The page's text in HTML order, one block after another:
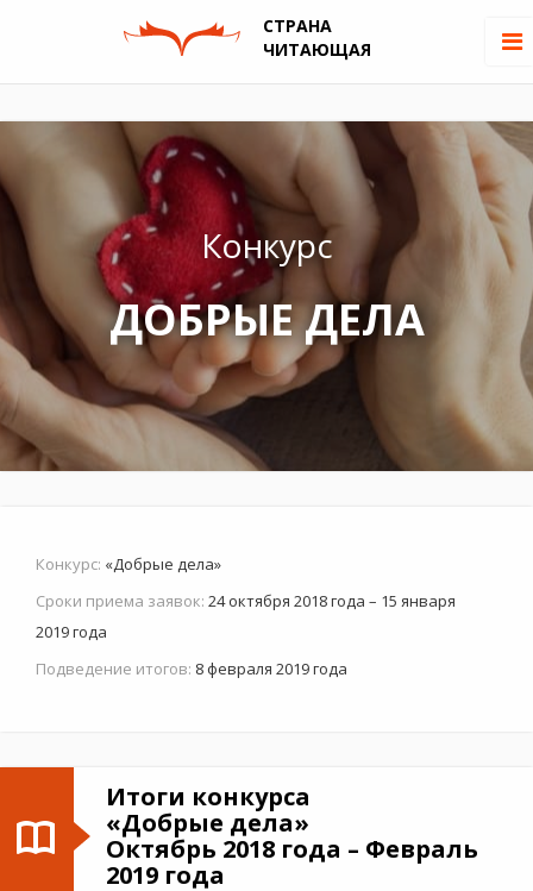
СТРАНА
ЧИТАЮЩАЯ
Конкурс
ДОБРЫЕ ДЕЛА
Конкурс: «Добрые дела»
Сроки приема заявок: 24 октября 2018 года – 15 января
2019 года
Подведение итогов: 8 февраля 2019 года
Итоги конкурса
«Добрые дела»
Октябрь 2018 года – Февраль
2019 года